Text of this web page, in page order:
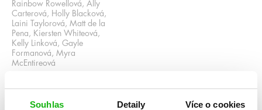
Souhlas Detaily Více o cookies
Rainbow Rowellová, Ally
Carterová, Holly Blacková,
Laini Taylorová, Matt de la
Pena, Kiersten Whiteová,
Kelly Linková, Gayle
Formanová, Myra
McEntireová
12 zimních políbení